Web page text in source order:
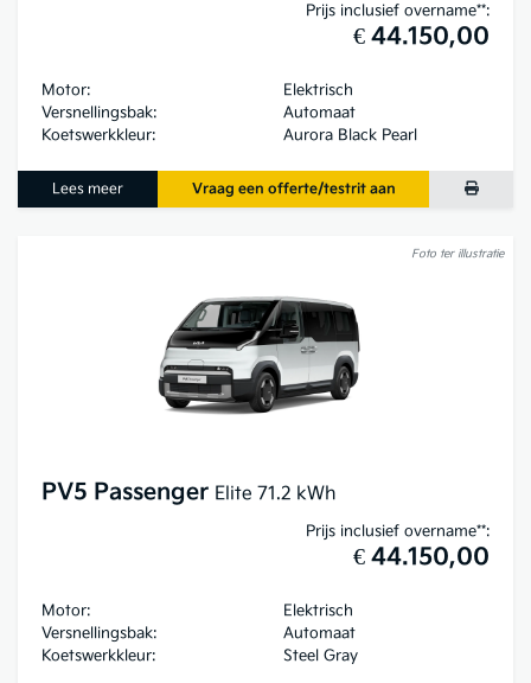
Prijs inclusief overname**:
€ 44.150,00
Motor:
Elektrisch
Versnellingsbak:
Automaat
Koetswerkkleur:
Aurora Black Pearl
Lees meer Vraag een offerte/testrit aan
Foto ter illustratie
PV5 Passenger Elite 71.2 kWh
Prijs inclusief overname**:
€ 44.150,00
Motor:
Elektrisch
Versnellingsbak:
Automaat
Koetswerkkleur:
Steel Gray